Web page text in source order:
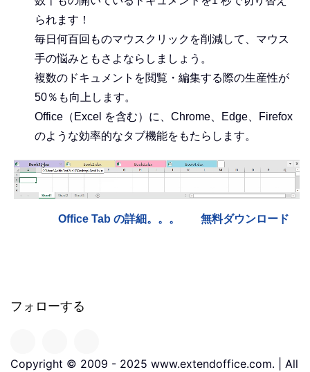
られます！
毎日何百回ものマウスクリックを削減して、マウス
手の悩みともさよならしましょう。
複数のドキュメントを閲覧・編集する際の生産性が
50％も向上します。
Office（Excel を含む）に、Chrome、Edge、Firefox
のような効率的なタブ機能をもたらします。
Office Tab の詳細。。。 無料ダウンロード
フォローする
Copyright © 2009 - 2025 www.extendoffice.com. | All